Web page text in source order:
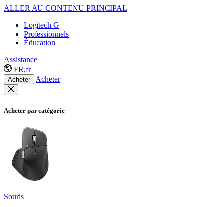
ALLER AU CONTENU PRINCIPAL
Logitech G
Professionnels
Éducation
Assistance
FR,fr
Acheter Acheter
Acheter par catégorie
Souris